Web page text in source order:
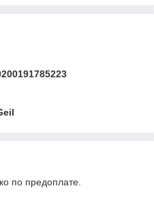
по предоплате.